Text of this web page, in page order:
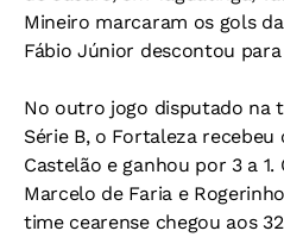
Mineiro marcaram os gols
Fábio Júnior descontou para
No outro jogo disputado na
Série B, o Fortaleza recebeu
Castelão e ganhou por 3 a
Marcelo de Faria e
time cearense chegou aos